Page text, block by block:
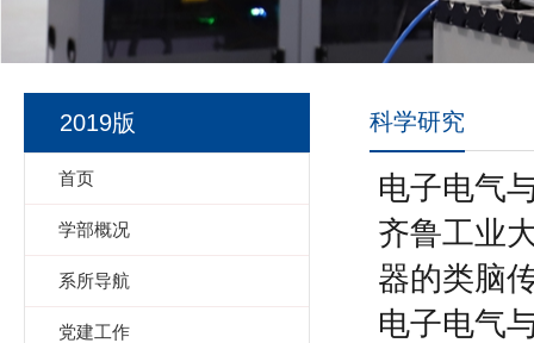
2019版
首页
学部概况
系所导航
党建工作
科学研究
电子电气
齐鲁工业
器的类脑
电子电气